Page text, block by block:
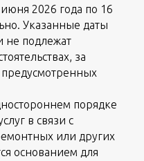
2026 года по 16
Указанные даты
не подлежат
за
порядке
в связи с
или других
основанием для